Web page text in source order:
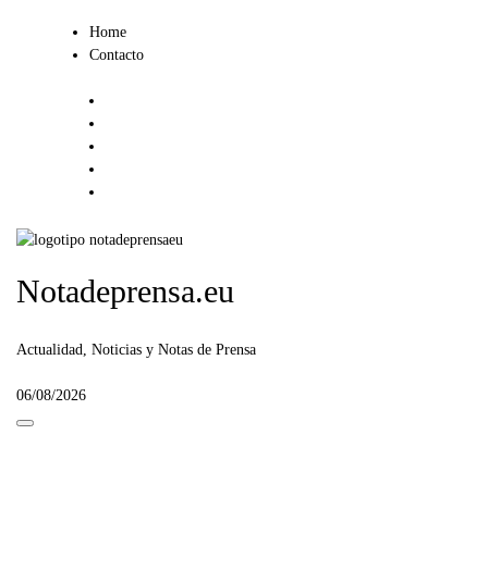
Home
Contacto
Notadeprensa.eu
Actualidad, Noticias y Notas de Prensa
06/08/2026